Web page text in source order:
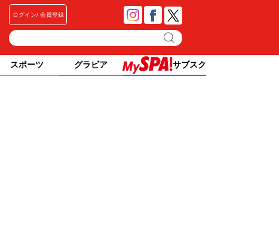
ログイン 会員登録
スポーツ グラビア サブスク